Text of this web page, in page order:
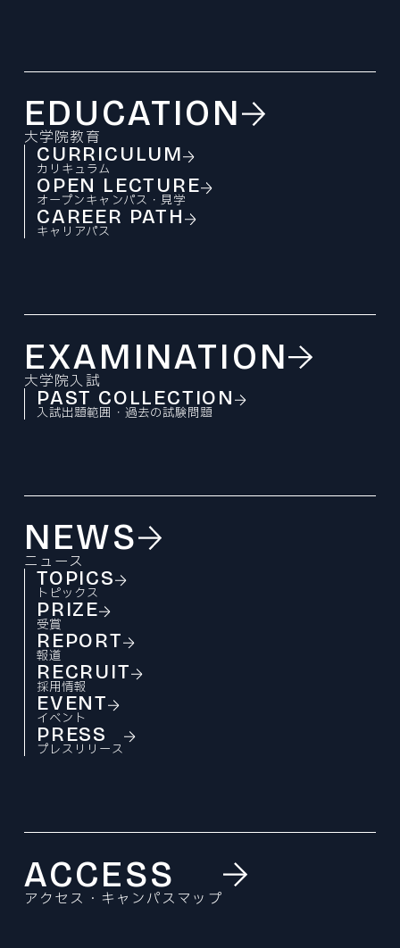
EDUCATION
大学院教育
CURRICULUM
カリキュラム
OPEN LECTURE
オープンキャンパス・見学
CAREER PATH
キャリアパス
EXAMINATION
大学院入試
PAST COLLECTION
入試出題範囲・過去の試験問題
NEWS
ニュース
TOPICS
トピックス
PRIZE
受賞
REPORT
報道
RECRUIT
採用情報
EVENT
イベント
PRESS
プレスリリース
ACCESS
アクセス・キャンパスマップ